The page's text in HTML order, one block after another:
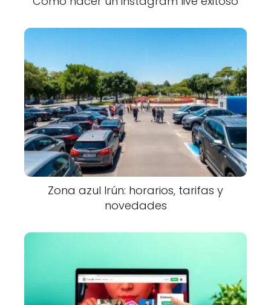
Zona azul Irún: horarios, tarifas y
novedades